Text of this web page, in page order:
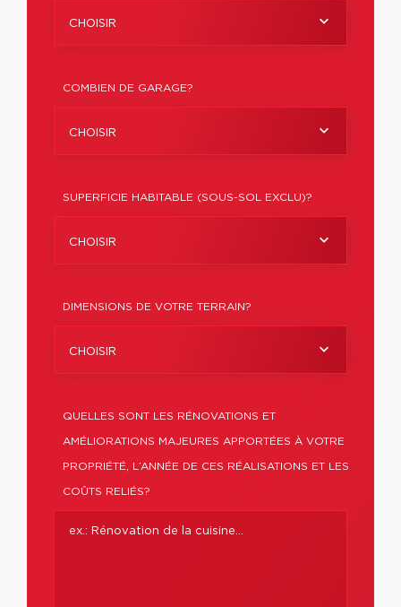
CHOISIR
COMBIEN DE GARAGE?
CHOISIR
SUPERFICIE HABITABLE (SOUS-SOL EXCLU)?
CHOISIR
DIMENSIONS DE VOTRE TERRAIN?
CHOISIR
QUELLES SONT LES RÉNOVATIONS ET
AMÉLIORATIONS MAJEURES APPORTÉES À VOTRE
PROPRIÉTÉ, L’ANNÉE DE CES RÉALISATIONS ET LES
COÛTS RELIÉS?